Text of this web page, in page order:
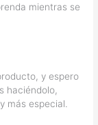
mientras se
y espero
haciéndolo,
más especial.